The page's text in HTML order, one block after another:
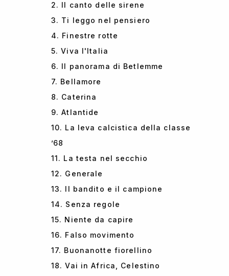
2. Il canto delle sirene
3. Ti leggo nel pensiero
4. Finestre rotte
5. Viva l'Italia
6. Il panorama di Betlemme
7. Bellamore
8. Caterina
9. Atlantide
10. La leva calcistica della classe
’68
11. La testa nel secchio
12. Generale
13. Il bandito e il campione
14. Senza regole
15. Niente da capire
16. Falso movimento
17. Buonanotte fiorellino
18. Vai in Africa, Celestino